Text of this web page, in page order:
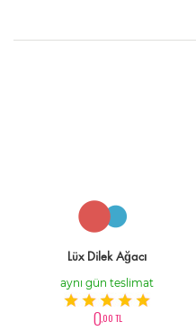
Lüx Dilek Ağacı
aynı gün teslimat
0,00 TL